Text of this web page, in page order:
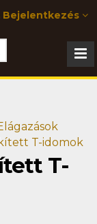
Bejelentkezés
T-idomok
T-